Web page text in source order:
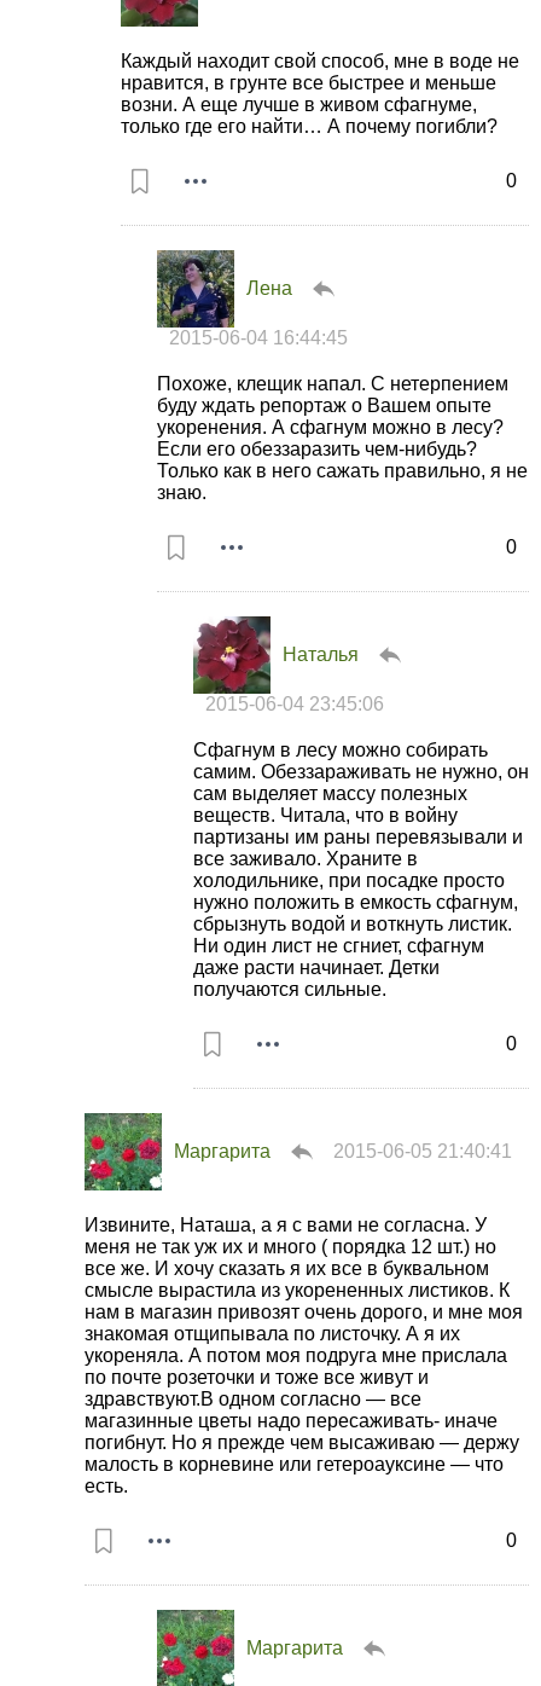
0
Каждый находит свой способ, мне в воде не
нравится, в грунте все быстрее и меньше
возни. А еще лучше в живом сфагнуме,
только где его найти… А почему погибли?
Лена
2015-06-04 16:44:45
0
Похоже, клещик напал. С нетерпением
буду ждать репортаж о Вашем опыте
укоренения. А сфагнум можно в лесу?
Если его обеззаразить чем-нибудь?
Только как в него сажать правильно, я не
знаю.
Наталья
2015-06-04 23:45:06
0
Сфагнум в лесу можно собирать
самим. Обеззараживать не нужно, он
сам выделяет массу полезных
веществ. Читала, что в войну
партизаны им раны перевязывали и
все заживало. Храните в
холодильнике, при посадке просто
нужно положить в емкость сфагнум,
сбрызнуть водой и воткнуть листик.
Ни один лист не сгниет, сфагнум
даже расти начинает. Детки
получаются сильные.
Маргарита 2015-06-05 21:40:41
0
Извините, Наташа, а я с вами не согласна. У
меня не так уж их и много ( порядка 12 шт.) но
все же. И хочу сказать я их все в буквальном
смысле вырастила из укорененных листиков. К
нам в магазин привозят очень дорого, и мне моя
знакомая отщипывала по листочку. А я их
укореняла. А потом моя подруга мне прислала
по почте розеточки и тоже все живут и
здравствуют.В одном согласно — все
магазинные цветы надо пересаживать- иначе
погибнут. Но я прежде чем высаживаю — держу
малость в корневине или гетероауксине — что
есть.
Маргарита